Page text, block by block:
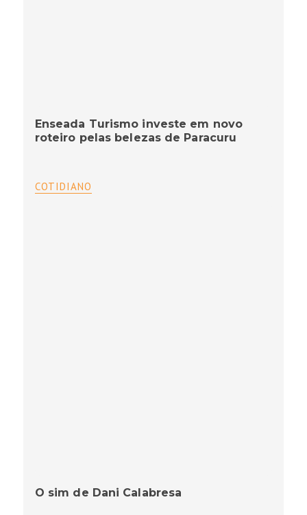
Enseada Turismo investe em novo
roteiro pelas belezas de Paracuru
COTIDIANO
O sim de Dani Calabresa